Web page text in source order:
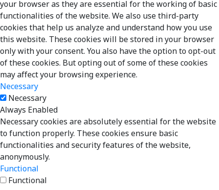
your browser as they are essential for the working of basic
functionalities of the website. We also use third-party
cookies that help us analyze and understand how you use
this website. These cookies will be stored in your browser
only with your consent. You also have the option to opt-out
of these cookies. But opting out of some of these cookies
may affect your browsing experience.
Necessary
Necessary
Always Enabled
Necessary cookies are absolutely essential for the website
to function properly. These cookies ensure basic
functionalities and security features of the website,
anonymously.
Functional
Functional